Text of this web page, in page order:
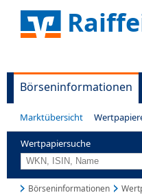
Börseninformationen
Marktübersicht
Wertpapiersuche
Börseninformationen